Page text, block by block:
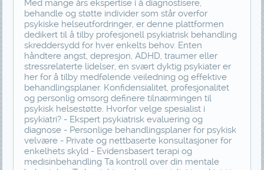
Med mange års ekspertise i å diagnostisere,
behandle og støtte individer som står overfor
psykiske helseutfordringer, er denne plattformen
dedikert til å tilby profesjonell psykiatrisk behandling
skreddersydd for hver enkelts behov. Enten
håndtere angst, depresjon, ADHD, traumer eller
stressrelaterte lidelser, en svært dyktig psykiater er
her for å tilby medfølende veiledning og effektive
behandlingsplaner. Konfidensialitet, profesjonalitet
og personlig omsorg definere tilnærmingen til
psykisk helsestøtte. Hvorfor velge spesialist i
psykiatri? - Ekspert psykiatrisk evaluering og
diagnose - Personlige behandlingsplaner for psykisk
velvære - Private og nettbaserte konsultasjoner for
enkelhets skyld - Evidensbasert terapi og
medisinbehandling Ta kontroll over din mentale